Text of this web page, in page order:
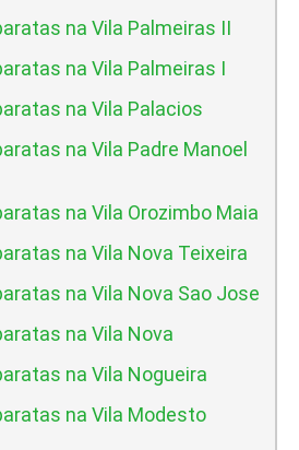
na Vila Palmeiras II
na Vila Palmeiras I
na Vila Palacios
na Vila Padre Manoel
na Vila Orozimbo Maia
na Vila Nova Teixeira
na Vila Nova Sao Jose
na Vila Nova
na Vila Nogueira
na Vila Modesto